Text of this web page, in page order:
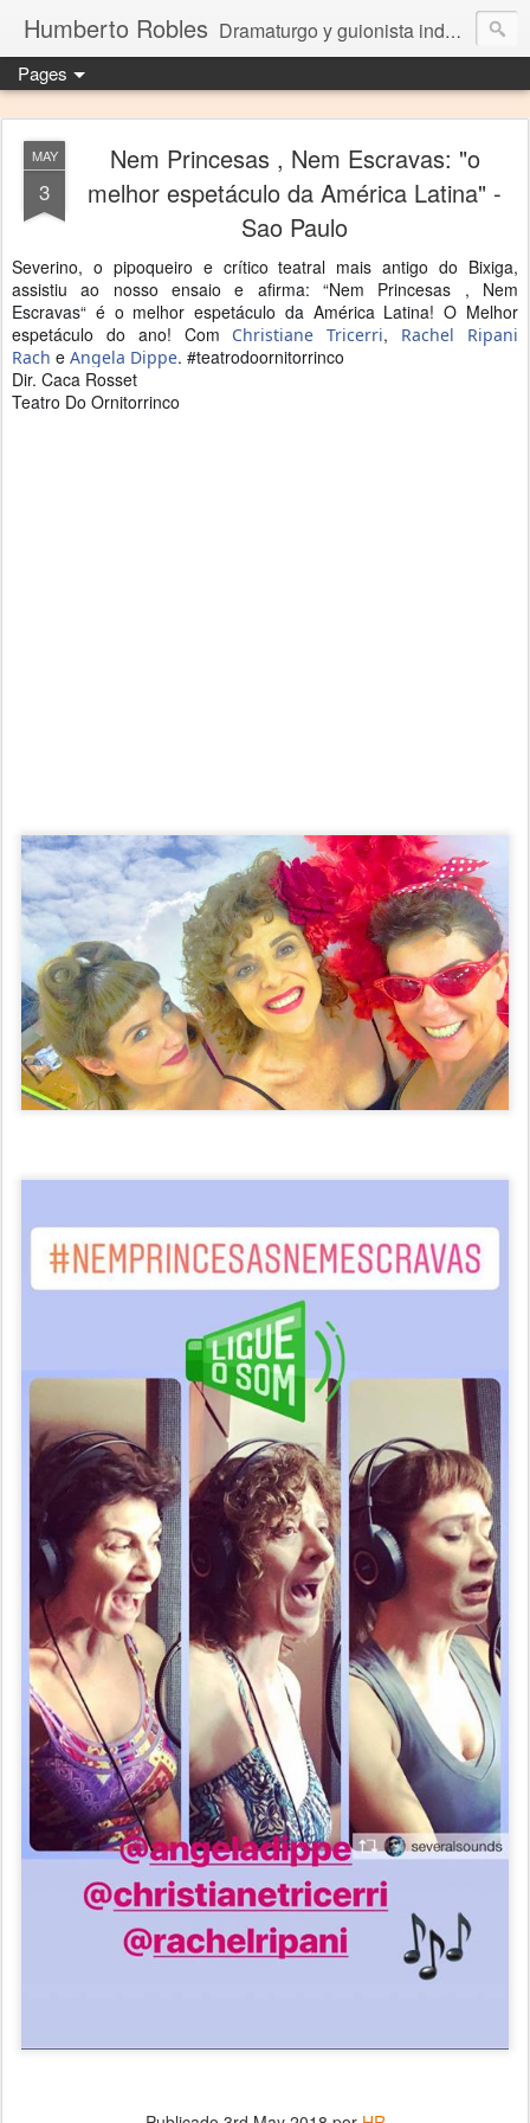
Humberto Robles Dramaturgo y guionista independiente
Pages
MAY
3
Nem Princesas , Nem Escravas: "o
melhor espetáculo da América Latina" -
Sao Paulo
Severino, o pipoqueiro e crítico teatral mais antigo do Bixiga,
assistiu ao nosso ensaio e afirma: “Nem Princesas , Nem
Escravas“ é o melhor espetáculo da América Latina! O Melhor
espetáculo do ano! Com Christiane Tricerri, Rachel Ripani
Rach e Angela Dippe. #teatrodoornitorrinco
Dir. Caca Rosset
Teatro Do Ornitorrinco